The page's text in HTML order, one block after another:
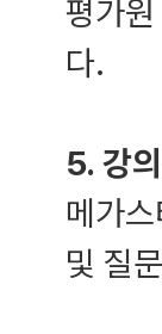
평가
다.
5. 강
메가
및 질